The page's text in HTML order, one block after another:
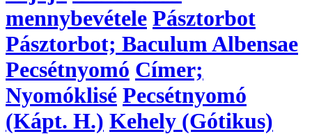
mennybevétele Pásztorbot
Pásztorbot; Baculum Albensae
Pecsétnyomó Címer;
Nyomóklisé Pecsétnyomó
(Kápt. H.) Kehely (Gótikus)